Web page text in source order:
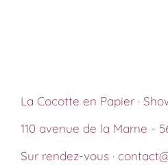
La Cocotte en Papier ·
110 avenue de la Marne -
Sur rendez-vous ·